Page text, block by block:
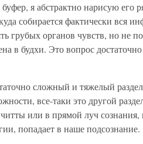
я абстрактно нарисую
собирается фактически вся
грубых органов чувств, но не
в будхи. Это вопрос
сложный и тяжелый
все-таки это другой
или в прямой луч
попадает в наше подсознание.